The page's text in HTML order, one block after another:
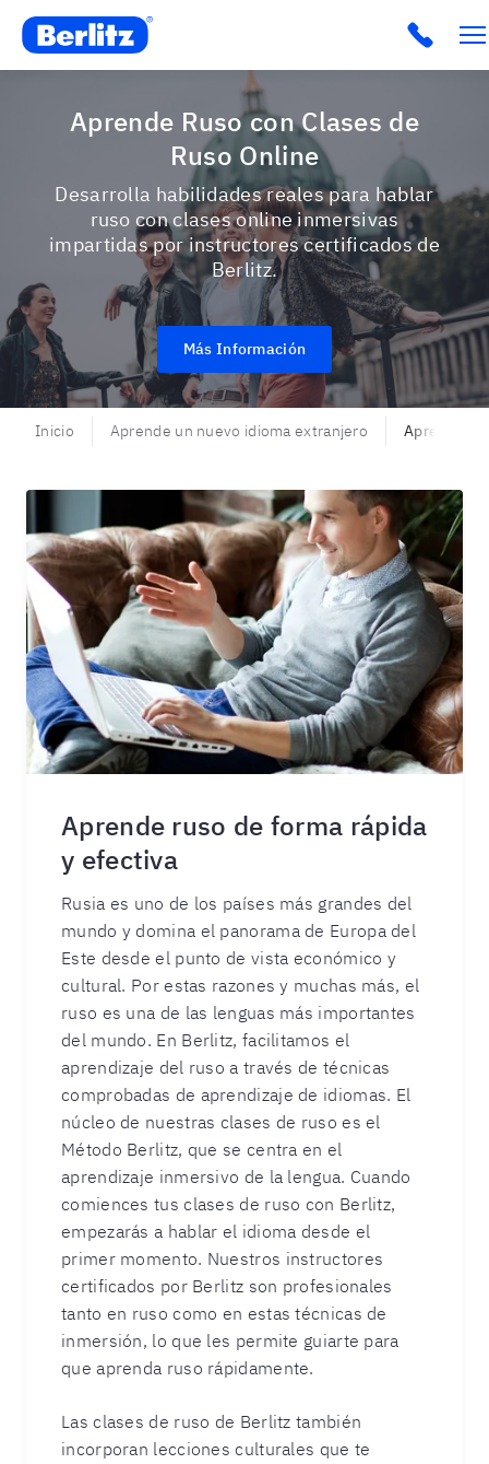
Berlitz USA Click
Aprende Ruso con Clases de
Ruso Online
Desarrolla habilidades reales para hablar
ruso con clases online inmersivas
impartidas por instructores certificados de
Berlitz.
Más Información
Inicio Aprende un nuevo idioma extranjero Aprende
Aprende ruso de forma rápida
y efectiva
Rusia es uno de los países más grandes del
mundo y domina el panorama de Europa del
Este desde el punto de vista económico y
cultural. Por estas razones y muchas más, el
ruso es una de las lenguas más importantes
del mundo. En Berlitz, facilitamos el
aprendizaje del ruso a través de técnicas
comprobadas de aprendizaje de idiomas. El
núcleo de nuestras clases de ruso es el
Método Berlitz, que se centra en el
aprendizaje inmersivo de la lengua. Cuando
comiences tus clases de ruso con Berlitz,
empezarás a hablar el idioma desde el
primer momento. Nuestros instructores
certificados por Berlitz son profesionales
tanto en ruso como en estas técnicas de
inmersión, lo que les permite guiarte para
que aprenda ruso rápidamente.
Las clases de ruso de Berlitz también
incorporan lecciones culturales que te